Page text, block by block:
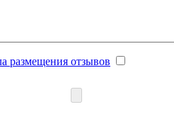
размещения отзывов